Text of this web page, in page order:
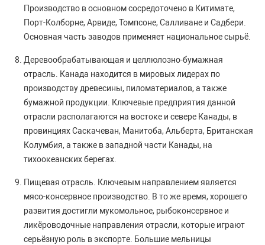
Производство в основном сосредоточено в Китимате,
Порт-Колборне, Арвиде, Томпсоне, Салливане и Садбери.
Основная часть заводов применяет национальное сырьё.
Деревообрабатывающая и целлюлозно-бумажная
отрасль. Канада находится в мировых лидерах по
производству древесины, пиломатериалов, а также
бумажной продукции. Ключевые предприятия данной
отрасли располагаются на востоке и севере Канады, в
провинциях Саскачеван, Манитоба, Альберта, Британская
Колумбия, а также в западной части Канады, на
тихоокеанских берегах.
Пищевая отрасль. Ключевым направлением является
мясо-консервное производство. В то же время, хорошего
развития достигли мукомольное, рыбоконсервное и
ликёроводочные направления отрасли, которые играют
серьёзную роль в экспорте. Большие мельницы